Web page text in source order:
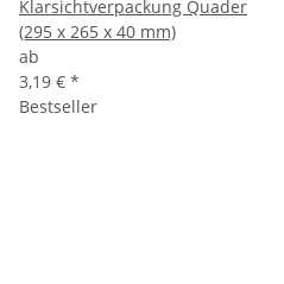
Klarsichtverpackung Quader
(295 x 265 x 40 mm)
ab
3,19 € *
Bestseller